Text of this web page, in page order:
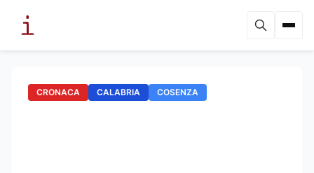
CRONACA CALABRIA COSENZA